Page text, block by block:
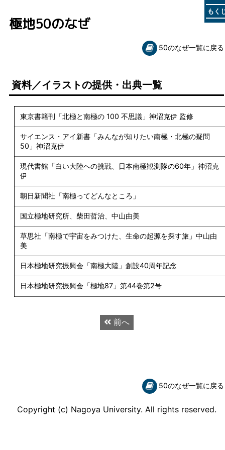
もく
極地50のなぜ
50のなぜ一覧に戻る
資料／イラストの提供・出典一覧
東京書籍刊「北極と南極の 100 不思議」神沼克伊 監修
サイエンス・アイ新書「みんなが知りたい南極・北極の疑問
50」神沼克伊
現代書館「白い大陸への挑戦、日本南極観測隊の60年」神沼克
伊
朝日新聞社「南極ってどんなところ」
国立極地研究所、柴田哲治、中山由美
草思社「南極で宇宙をみつけた、生命の起源を探す旅」中山由
美
日本極地研究振興会「南極大陸」創設40周年記念
日本極地研究振興会「極地87」第44巻第2号
前へ
50のなぜ一覧に戻る
Copyright (c) Nagoya University. All rights reserved.